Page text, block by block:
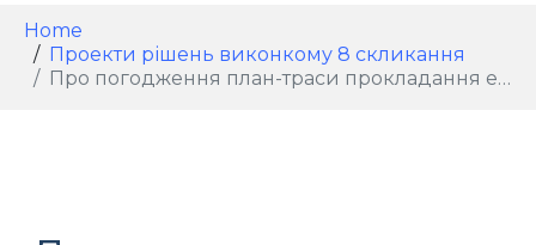
Home
Проекти рішень виконкому 8 скликання
Про погодження план-траси прокладання електричних мереж в селі Мартусівка